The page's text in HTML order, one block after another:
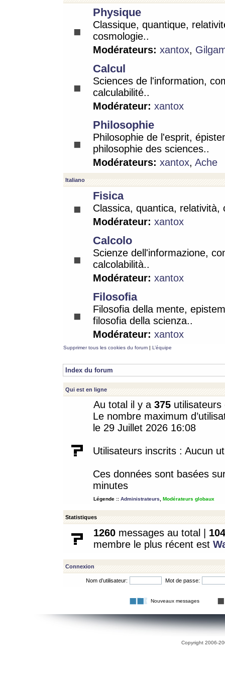
Physique
Classique, quantique,
cosmologie..
Modérateurs: xantox,
Calcul
Sciences de l'information,
calculabilité..
Modérateur: xantox
Philosophie
Philosophie de l'esprit,
philosophie des sciences..
Modérateurs: xantox, Ache
Italiano
Fisica
Classica, quantica, relatività,
Modérateur: xantox
Calcolo
Scienze dell'informazione,
calcolabilità..
Modérateur: xantox
Filosofia
Filosofia della mente,
filosofia della scienza..
Modérateur: xantox
Supprimer tous les cookies du forum | L’équipe
Index du forum
Qui est en ligne
Au total il y a 375
Le nombre maximum
le 29 Juillet 2026 16:08
Utilisateurs inscrits : Aucun
Ces données sont basées
minutes
Légende :: Administrateurs Modérateurs globaux
Statistiques
1260 messages au total | 104
membre le plus récent est
Connexion
Nom d’utilisateur: Mot de passe:
Nouveaux messages
Copyright 2006-